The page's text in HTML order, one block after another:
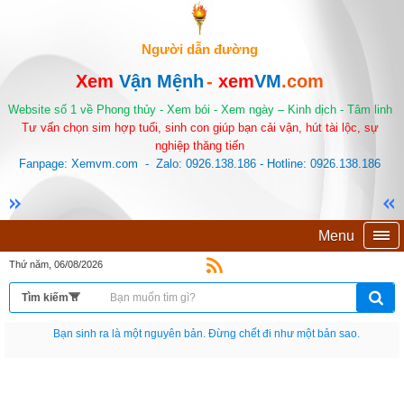
Người dẫn đường
Xem Vận Mệnh- xemVM.com
Website số 1 về Phong thủy - Xem bói - Xem ngày – Kinh dịch - Tâm linh
Tư vấn chọn sim hợp tuổi, sinh con giúp bạn cải vận, hút tài lộc, sự
nghiệp thăng tiến
Fanpage: Xemvm.com - Zalo: 0926.138.186 - Hotline: 0926.138.186
Menu
Thứ năm, 06/08/2026
Bạn sinh ra là một nguyên bản. Đừng chết đi như một bản sao.